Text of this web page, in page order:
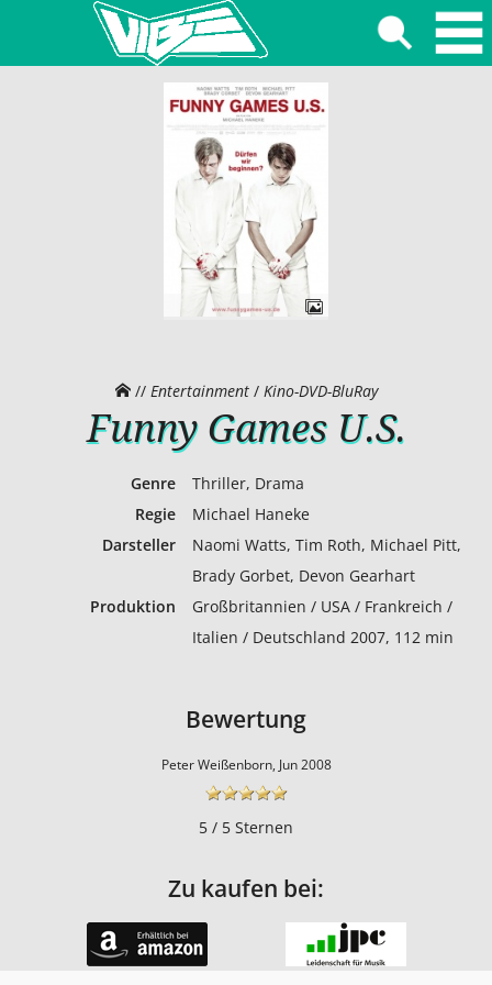
// Entertainment/ Kino-DVD-BluRay
Funny Games U.S.
Genre
Thriller, Drama
Regie
Michael Haneke
Darsteller
Naomi Watts, Tim Roth, Michael Pitt,
Brady Gorbet, Devon Gearhart
Produktion
Großbritannien / USA / Frankreich /
Italien / Deutschland 2007, 112 min
Bewertung
Peter Weißenborn, Jun 2008
5 / 5 Sternen
Zu kaufen bei: